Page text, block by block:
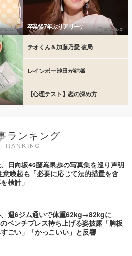
卒業後7年ぶりアリーナ
テオくん＆加藤乃愛 破局
レインボー池田が結婚
【心理テスト】恋の深め方
ランキング
RANKING
日向坂46藤嶌果歩の写真集を巡り声明
意喚起も「必要に応じて法的措置を含
検討」
週6ジム通いで体重62kg→82kgに
ベンチプレス持ち上げる姿披露「胸板
ごい」「かっこいい」と反響